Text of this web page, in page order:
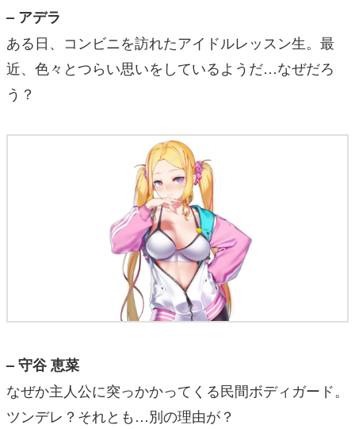
– アデラ
ある日、コンビニを訪れたアイドルレッスン生。最
近、色々とつらい思いをしているようだ…なぜだろ
う？
– 守谷 恵菜
なぜか主人公に突っかかってくる民間ボディガード。
ツンデレ？それとも…別の理由が？